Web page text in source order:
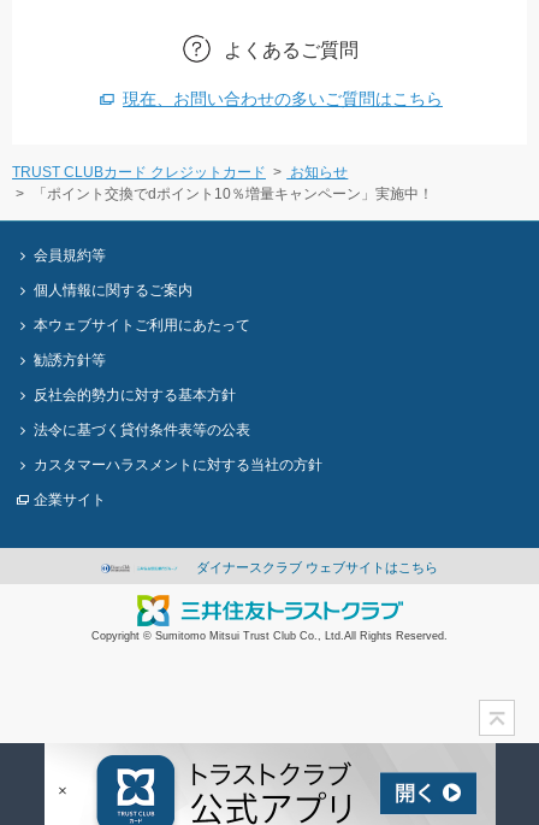
よくあるご質問
現在、お問い合わせの多いご質問はこちら
TRUST CLUBカード クレジットカード
お知らせ
「ポイント交換でdポイント10％増量キャンペーン」実施中！
会員規約等
個人情報に関するご案内
本ウェブサイトご利用にあたって
勧誘方針等
反社会的勢力に対する基本方針
法令に基づく貸付条件表等の公表
カスタマーハラスメントに対する当社の方針
企業サイト
ダイナースクラブ ウェブサイトはこちら
Copyright © Sumitomo Mitsui Trust Club Co., Ltd.All Rights Reserved.